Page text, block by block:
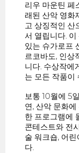
리우 마운틴 페
래된 산악 영화
고 상징적인 산
서 열립니다.
있는 슈가로프
르코바도, 인상
니다. 수상작에
는 모든 작품이
보통 10월에 5
연, 산악 문화
한 프로그램에
콘테스트와 전
술 워크숍, 어
다.